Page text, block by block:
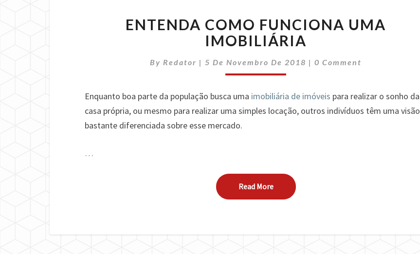
COMO
FUNCIONA
UMA
IMOBILIÁRIA
ENTENDA COMO FUNCIONA UMA
IMOBILIÁRIA
By Redator |5 De Novembro De 2018 |Comments
0 Comment
Enquanto boa parte da população busca uma imobiliária de imóveis para realizar o sonho da
casa própria, ou mesmo para realizar uma simples locação, outros indivíduos têm uma visão
bastante diferenciada sobre esse mercado.
…
Read MoreRead More